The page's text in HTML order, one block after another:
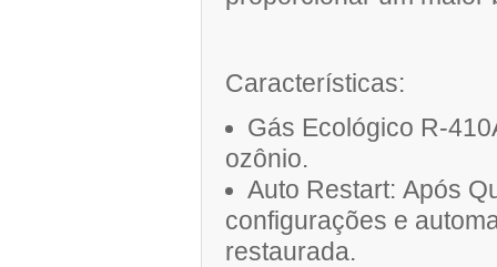
Características:
Gás Ecológico R-
ozônio.
Auto Restart: Após
configurações e
restaurada.